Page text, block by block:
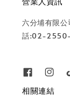
六分埔有限
話:02-
相關連結